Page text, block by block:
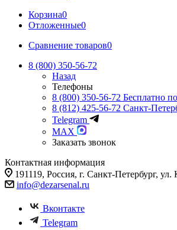
Корзина0
Отложенные0
Сравнение товаров0
8 (800) 350-56-72
Назад
Телефоны
8 (800) 350-56-72 Бесплатно
8 (812) 425-56-72 Санкт-
Telegram
MAX
Заказать звонок
Контактная информация
191119, Россия, г. Санкт-Петербург, ул.
info@dezarsenal.ru
Вконтакте
Telegram